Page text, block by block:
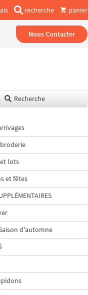
recherche panier
Nous Contacter
Recherche
lots
et fêtes
d'automne